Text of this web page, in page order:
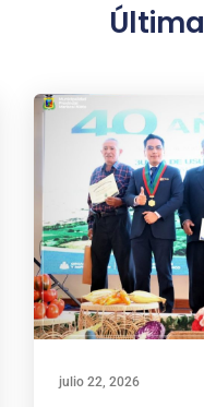
julio 22, 2026